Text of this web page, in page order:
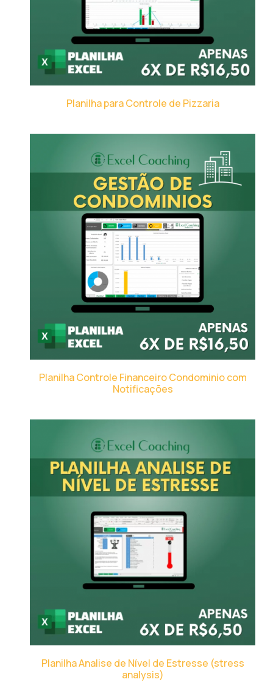
Planilha para Controle de Pizzaria
Planilha Controle Financeiro Condominio com
Notificações
Planilha Analise de Nível de Estresse (stress
analysis)